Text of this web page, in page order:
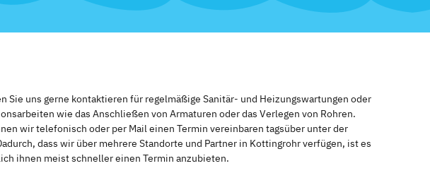
Sie uns gerne kontaktieren für regelmäßige Sanitär- und Heizungswartungen oder
wie das Anschließen von Armaturen oder das Verlegen von Rohren.
wir telefonisch oder per Mail einen Termin vereinbaren tagsüber unter der
dass wir über mehrere Standorte und Partner in Kottingrohr verfügen, ist es
ihnen meist schneller einen Termin anzubieten.